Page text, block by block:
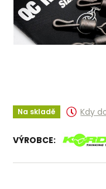
Na skladě Kdy
VÝROBCE: